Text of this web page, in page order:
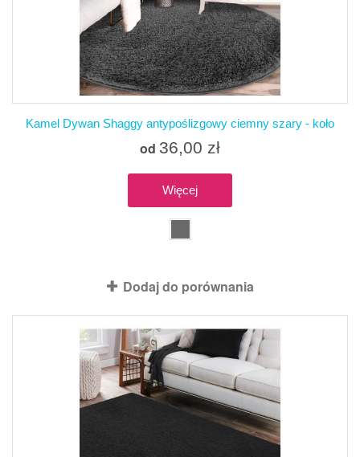
Kamel Dywan Shaggy antypoślizgowy ciemny szary - koło
od 36,00 zł
Więcej
Dodaj do porównania